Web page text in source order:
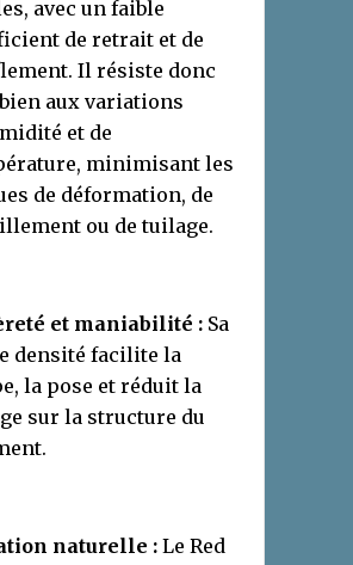
avec un faible
de retrait et de
Il résiste donc
aux variations
et de
minimisant les
de déformation, de
ou de tuilage.
et maniabilité : Sa
densité facilite la
la pose et réduit la
sur la structure du
naturelle : Le Red